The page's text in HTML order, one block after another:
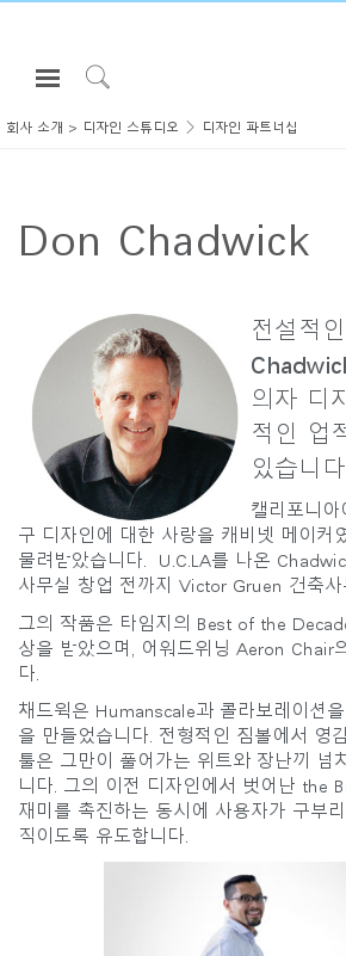
Open
Navigation
Menuto
로그인 또는 가입하기
인체공학
회사 소개
고객센터
Partners
고객지원
쇼룸
지역 설정
Opens
to
Facebook
Opens
to
Twitter
Opens
to
Linkedin
Opens
to
Instagram
Opens
to
Humanscale
Blog
Opens
to
Pinterest
Opens
to
YouTube
회사 소개 > 디자인 스튜디오 디자인 파트너십
Don Chadwick
전설적
의자 디
적인 업
있습니
캘리포니
구 디자인에 대한 사랑을 캐비넷 메이커
물려받았습니다. U.C.LA를 나온
사무실 창업 전까지 Victor Gruen 건축사
그의 작품은 타임지의 Best of the
상을 받았으며, 어워드위닝 Aeron Chair
다.
채드윅은 Humanscale과 콜라보레이션
을 만들었습니다. 전형적인 짐볼에서 영
툴은 그만이 풀어가는 위트와 장난끼 넘
니다. 그의 이전 디자인에서 벗어난 the
재미를 촉진하는 동시에 사용자가 구부
직이도록 유도합니다.